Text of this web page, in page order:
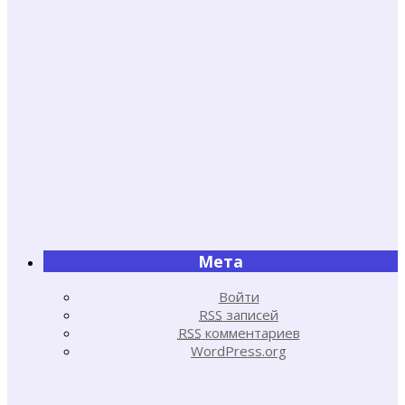
Мета
Войти
RSS записей
RSS комментариев
WordPress.org